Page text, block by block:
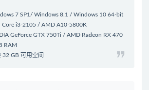
7 SP1/ Windows 8.1 / Windows 10 64-bit
i3-2105 / AMD A10-5800K
GeForce GTX 750Ti / AMD Radeon RX 470
RAM
GB 可用空间